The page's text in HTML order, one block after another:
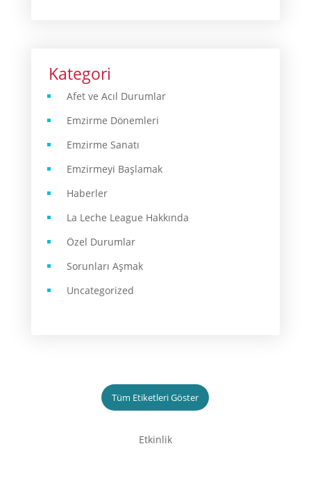
Kategori
Afet ve Acıl Durumlar
Emzirme Dönemleri
Emzirme Sanatı
Emzirmeyi Başlamak
Haberler
La Leche League Hakkında
Özel Durumlar
Sorunları Aşmak
Uncategorized
Tüm Etiketleri Göster
Etkinlik